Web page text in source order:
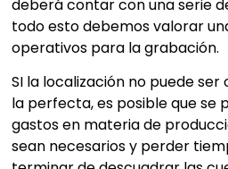
deberá contar con una serie
todo esto debemos valorar
operativos para la grabación.
SI la localización no puede
la perfecta, es posible que se
gastos en materia de
sean necesarios y perder